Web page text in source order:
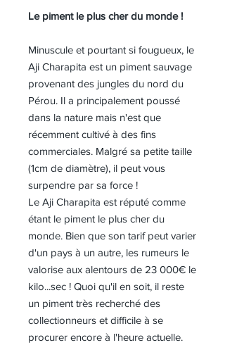
Le piment le plus cher du monde !
Minuscule et pourtant si fougueux, le
Aji Charapita est un piment sauvage
provenant des jungles du nord du
Pérou. Il a principalement poussé
dans la nature mais n'est que
récemment cultivé à des fins
commerciales. Malgré sa petite taille
(1cm de diamètre), il peut vous
surpendre par sa force !
Le Aji Charapita est réputé comme
étant le piment le plus cher du
monde. Bien que son tarif peut varier
d'un pays à un autre, les rumeurs le
valorise aux alentours de 23 000€ le
kilo...sec ! Quoi qu'il en soit, il reste
un piment très recherché des
collectionneurs et difficile à se
procurer encore à l'heure actuelle.